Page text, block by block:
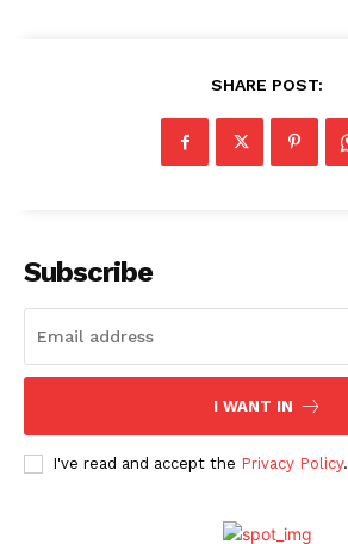
SHARE POST:
Subscribe
I WANT IN
I've read and accept the Privacy Policy.